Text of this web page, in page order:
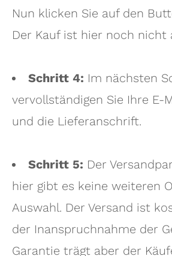
Nun klicken Sie auf den
Der Kauf ist hier noch nicht
Schritt 4: Im nächsten
vervollständigen Sie Ihre E-
und die Lieferanschrift.
Schritt 5: Der
hier gibt es keine weiteren
Auswahl. Der Versand ist
der Inanspruchnahme der
Garantie trägt aber der